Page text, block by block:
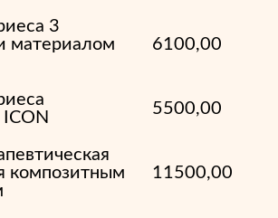
3
материалом
6100,00
5500,00
композитным
11500,00